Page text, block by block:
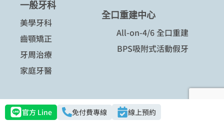
官方 Line 免付費專線 線上預約
一般牙科
美學牙科
齒顎矯正
牙周治療
家庭牙醫
全口重建中心
All-on-4/6 全口重建
BPS吸附式活動假牙
Copyright ©2026雲天牙醫 - 有牙生活，才安心